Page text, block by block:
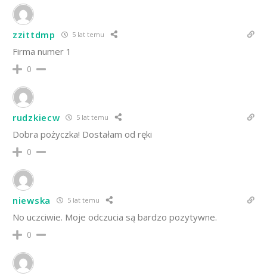
zzittdmp 5 lat temu
Firma numer 1
0
rudzkiecw 5 lat temu
Dobra pożyczka! Dostałam od ręki
0
niewska 5 lat temu
No uczciwie. Moje odczucia są bardzo pozytywne.
0